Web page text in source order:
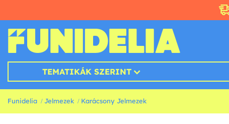
TEMATIKÁK SZERINT
Funidelia Jelmezek Karácsony Jelmezek